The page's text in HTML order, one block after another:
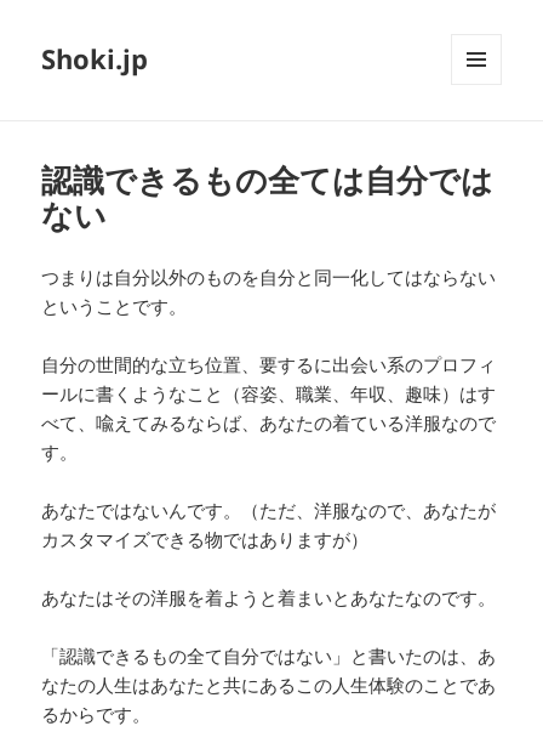
Shoki.jp
認識できるもの全ては自分では
ない
つまりは自分以外のものを自分と同一化してはならない
ということです。
自分の世間的な立ち位置、要するに出会い系のプロフィ
ールに書くようなこと（容姿、職業、年収、趣味）はす
べて、喩えてみるならば、あなたの着ている洋服なので
す。
あなたではないんです。（ただ、洋服なので、あなたが
カスタマイズできる物ではありますが）
あなたはその洋服を着ようと着まいとあなたなのです。
「認識できるもの全て自分ではない」と書いたのは、あ
なたの人生はあなたと共にあるこの人生体験のことであ
るからです。